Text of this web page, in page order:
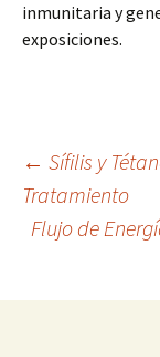
inmunitaria y
exposiciones.
de
← Sífilis y
Tratamiento
Flujo de